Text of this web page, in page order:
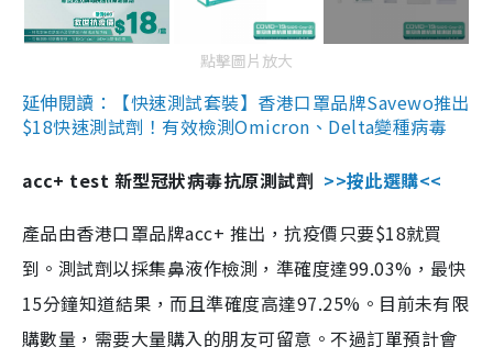
點擊圖片放大
延伸閱讀：【快速測試套裝】香港口罩品牌Savewo推出
$18快速測試劑！有效檢測Omicron、Delta變種病毒
acc+ test 新型冠狀病毒抗原測試劑 >>按此選購<<
產品由香港口罩品牌acc+ 推出，抗疫價只要$18就買
到。測試劑以採集鼻液作檢測，準確度達99.03%，最快
15分鐘知道結果，而且準確度高達97.25%。目前未有限
購數量，需要大量購入的朋友可留意。不過訂單預計會